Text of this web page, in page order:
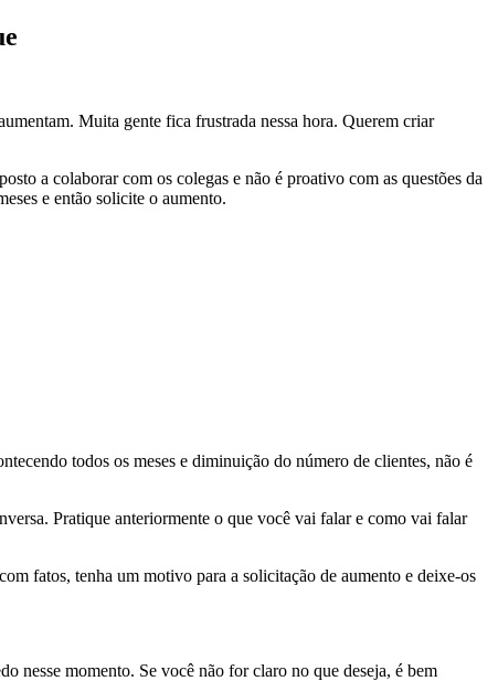
Muita gente fica frustrada nessa hora. Querem criar
a colaborar com os colegas e não é proativo com as questões da
e então solicite o aumento.
todos os meses e diminuição do número de clientes, não é
Pratique anteriormente o que você vai falar e como vai falar
fatos, tenha um motivo para a solicitação de aumento e deixe-os
nesse momento. Se você não for claro no que deseja, é bem